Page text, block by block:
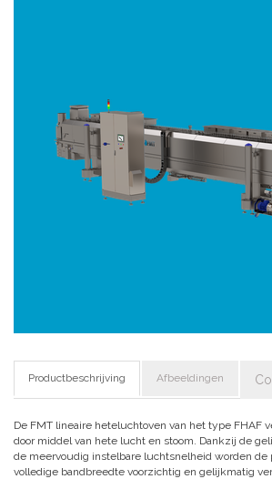
Productbeschrijving Afbeeldingen
De FMT lineaire heteluchtoven van het type FHAF
door middel van hete lucht en stoom. Dankzij de
de meervoudig instelbare luchtsnelheid worden de
volledige bandbreedte voorzichtig en gelijkmatig